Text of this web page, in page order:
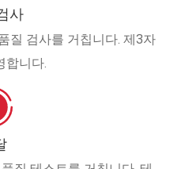
사
질 검사를 거칩니다. 제3자
합니다.